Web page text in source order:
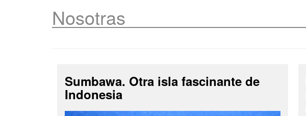
Nosotras
Sumbawa. Otra isla fascinante de
Indonesia